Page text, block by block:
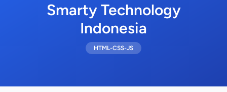
Smarty Technology
Indonesia
HTML-CSS-JS